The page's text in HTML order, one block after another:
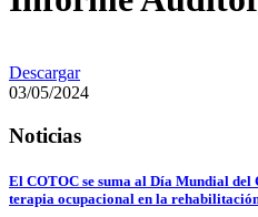
Descargar
03/05/2024
Noticias
El COTOC se suma al Día Mundial
terapia ocupacional en la